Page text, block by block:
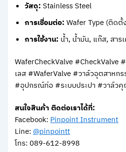
วัสดุ: Stainless Steel
การเชื่อมต่อ: Wafer Type (ติดตั้
การใช้งาน: น้ำ, น้ำมัน, แก๊ส, สาร
WaferCheckValve #CheckValve
เลส #WaferValve #วาล์วอุตสาหก
#อุปกรณ์ท่อ #ระบบประปา #วาล์ว
สนใจสินค้า ติดต่อเราได้ที่:
Facebook:Pinpoint Instrument
Line:@pinpointt
โทร: 089-612-8998